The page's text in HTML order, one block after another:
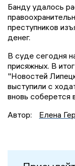
Банду удалось
преступников
денег.
В суде сегодня
присяжных. В
"Новостей
выступили с
вновь соберется
Автор:
Елена